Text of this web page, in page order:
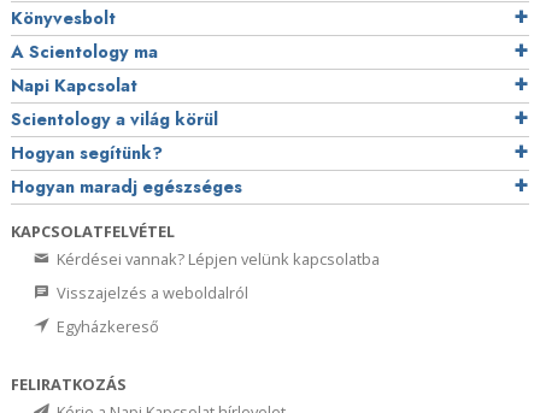
Könyvesbolt
A Scientology ma
Napi Kapcsolat
Scientology a világ körül
Hogyan segítünk?
Hogyan maradj egészséges
KAPCSOLATFELVÉTEL
Kérdései vannak? Lépjen velünk kapcsolatba
Visszajelzés a weboldalról
Egyházkereső
FELIRATKOZÁS